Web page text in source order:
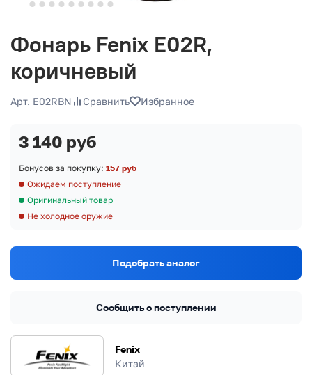
Фонарь Fenix E02R,
коричневый
Арт. E02RBN Сравнить Избранное
Fenix
Китай
3 140 руб
Бонусов за покупку: 157 руб
Ожидаем поступление
Оригинальный товар
Не холодное оружие
Подобрать аналог
Сообщить о поступлении